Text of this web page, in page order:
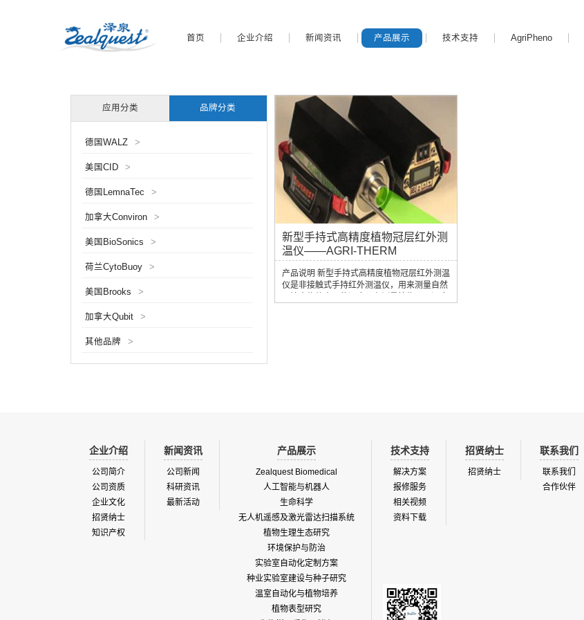
首页 企业介绍 新闻资讯 产品展示 技术支持 AgriPheno
应用分类 品牌分类
德国WALZ >
美国CID >
德国LemnaTec >
加拿大Conviron >
美国BioSonics >
荷兰CytoBuoy >
美国Brooks >
加拿大Qubit >
其他品牌 >
新型手持式高精度植物冠层红外测
温仪——AGRI-THERM
产品说明 新型手持式高精度植物冠层红外测温
仪是非接触式手持红外测温仪，用来测量自然
企业介绍
公司简介
公司资质
企业文化
招贤纳士
知识产权
新闻资讯
公司新闻
科研资讯
最新活动
产品展示
Zealquest Biomedical
人工智能与机器人
生命科学
无人机遥感及激光雷达扫描系统
植物生理生态研究
环境保护与防治
实验室自动化定制方案
种业实验室建设与种子研究
温室自动化与植物培养
植物表型研究
技术支持
解决方案
报修服务
相关视频
资料下载
招贤纳士
招贤纳士
联系我们
联系我们
合作伙伴